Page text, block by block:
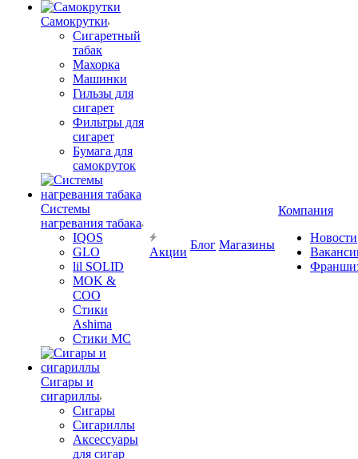
Самокрутки
Сигаретный
табак
Махорка
Машинки
Гильзы для
сигарет
Фильтры для
сигарет
Бумага для
самокруток
Системы
нагревания табака
IQOS
GLO
lil SOLID
MOK &
COO
Стики
Ashima
Стики MC
Сигары и
сигариллы
Сигары
Сигариллы
Аксессуары
для сигар
Акции
Блог Магазины
Компания
Новости